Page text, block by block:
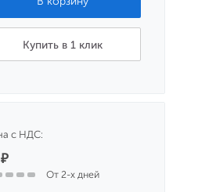
Купить в 1 клик
с НДС:
₽
От 2-х дней